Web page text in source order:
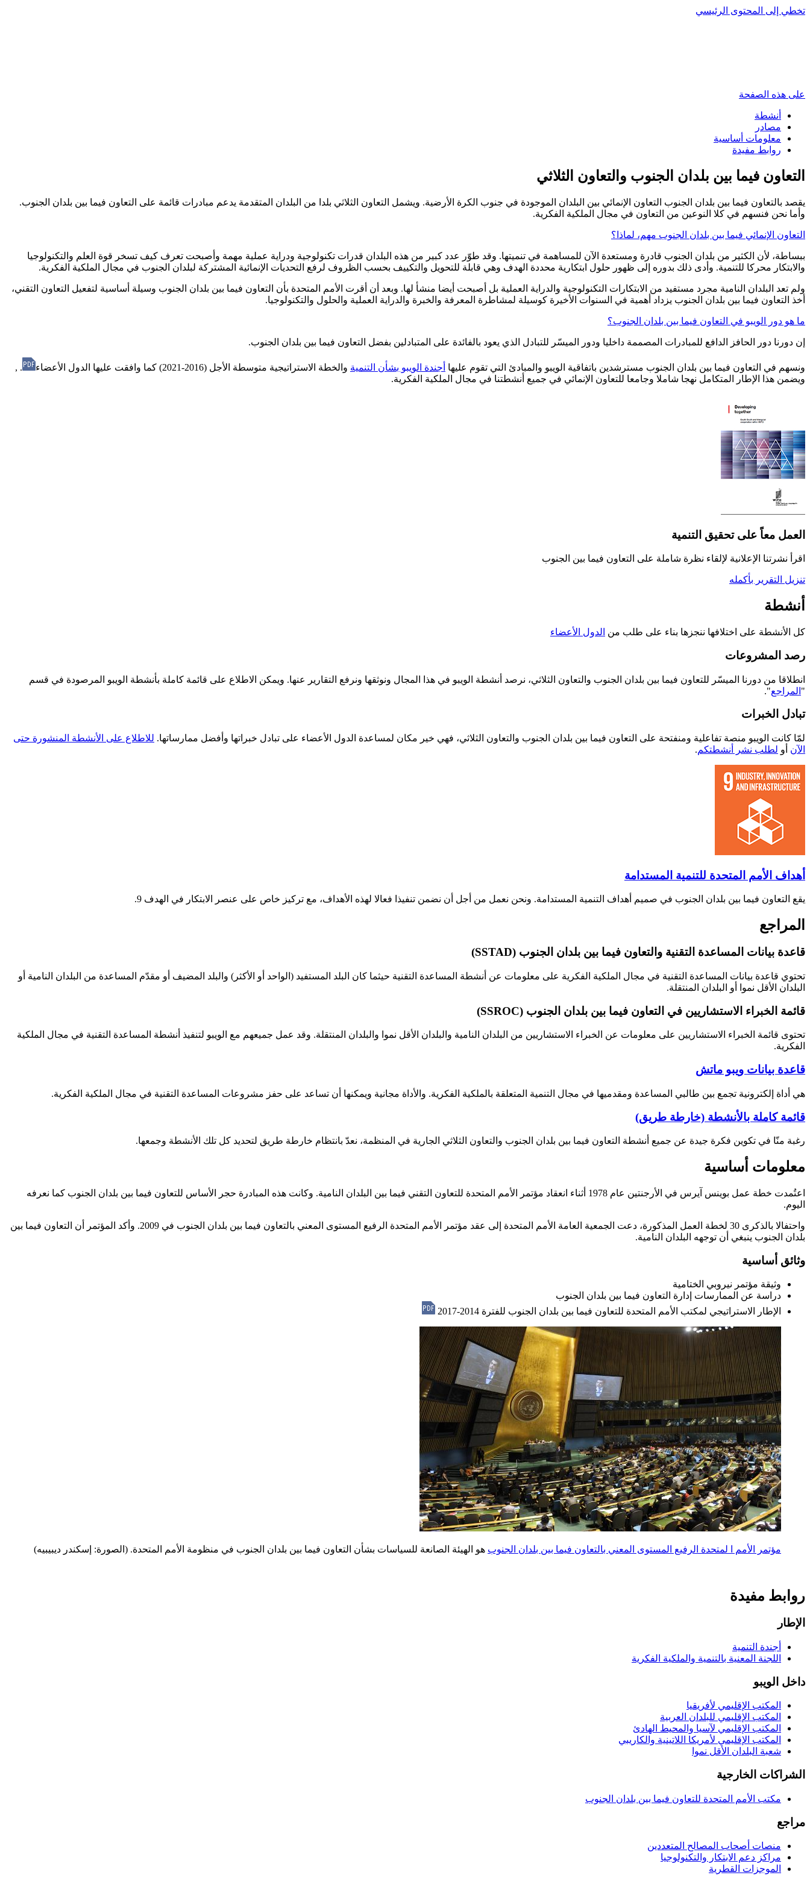
تخطي إلى المحتوى الرئيسي
على هذه الصفحة
أنشطة
مصادر
معلومات أساسية
روابط مفيدة
التعاون فيما بين بلدان الجنوب والتعاون الثلاثي
يقصد بالتعاون فيما بين بلدان الجنوب التعاون الإنمائي بين البلدان الموجودة في جنوب الكرة الأرضية. ويشمل التعاون الثلاثي بلدا من البلدان المتقدمة يدعم مبادرات قائمة على التعاون فيما بين بلدان الجنوب.
وأما نحن فنسهم في كلا النوعين من التعاون في مجال الملكية الفكرية.
التعاون الإنمائي فيما بين بلدان الجنوب مهم، لماذا؟
ببساطة، لأن الكثير من بلدان الجنوب قادرة ومستعدة الآن للمساهمة في تنميتها. وقد طوّر عدد كبير من هذه البلدان قدرات تكنولوجية ودراية عملية مهمة وأصبحت تعرف كيف تسخر قوة العلم والتكنولوجيا
والابتكار محركا للتنمية. وأدى ذلك بدوره إلى ظهور حلول ابتكارية محددة الهدف وهي قابلة للتحويل والتكييف بحسب الظروف لرفع التحديات الإنمائية المشتركة لبلدان الجنوب في مجال الملكية الفكرية.
ولم تعد البلدان النامية مجرد مستفيد من الابتكارات التكنولوجية والدراية العملية بل أصبحت أيضا منشأ لها. وبعد أن أقرت الأمم المتحدة بأن التعاون فيما بين بلدان الجنوب وسيلة أساسية لتفعيل التعاون التقني،
أخذ التعاون فيما بين بلدان الجنوب يزداد أهمية في السنوات الأخيرة كوسيلة لمشاطرة المعرفة والخبرة والدراية العملية والحلول والتكنولوجيا.
ما هو دور الويبو في التعاون فيما بين بلدان الجنوب؟
إن دورنا دور الحافز الدافع للمبادرات المصممة داخليا ودور الميسّر للتبادل الذي يعود بالفائدة على المتبادلين بفضل التعاون فيما بين بلدان الجنوب.
ونسهم في التعاون فيما بين بلدان الجنوب مسترشدين باتفاقية الويبو والمبادئ التي تقوم عليها أجندة الويبو بشأن التنمية والخطة الاستراتيجية متوسطة الأجل (2016-2021) كما وافقت عليها الدول الأعضاء
. ,
ويضمن هذا الإطار المتكامل نهجا شاملا وجامعا للتعاون الإنمائي في جميع أنشطتنا في مجال الملكية الفكرية.
العمل معاً على تحقيق التنمية
اقرأ نشرتنا الإعلانية لإلقاء نظرة شاملة على التعاون فيما بين الجنوب
تنزيل التقرير بأكمله
أنشطة
كل الأنشطة على اختلافها ننجزها بناء على طلب من الدول الأعضاء
رصد المشروعات
انطلاقا من دورنا الميسّر للتعاون فيما بين بلدان الجنوب والتعاون الثلاثي، نرصد أنشطة الويبو في هذا المجال ونوثقها ونرفع التقارير عنها. ويمكن الاطلاع على قائمة كاملة بأنشطة الويبو المرصودة في قسم
" المراجع".
تبادل الخبرات
لمّا كانت الويبو منصة تفاعلية ومنفتحة على التعاون فيما بين بلدان الجنوب والتعاون الثلاثي، فهي خير مكان لمساعدة الدول الأعضاء على تبادل خبراتها وأفضل ممارساتها. للاطلاع على الأنشطة المنشورة حتى
الآن أو لطلب نشر أنشطتكم.
أهداف الأمم المتحدة للتنمية المستدامة
يقع التعاون فيما بين بلدان الجنوب في صميم أهداف التنمية المستدامة. ونحن نعمل من أجل أن نضمن تنفيذا فعالا لهذه الأهداف، مع تركيز خاص على عنصر الابتكار في الهدف 9.
المراجع
قاعدة بيانات المساعدة التقنية والتعاون فيما بين بلدان الجنوب (SSTAD)
تحتوي قاعدة بيانات المساعدة التقنية في مجال الملكية الفكرية على معلومات عن أنشطة المساعدة التقنية حيثما كان البلد المستفيد (الواحد أو الأكثر) والبلد المضيف أو مقدّم المساعدة من البلدان النامية أو
البلدان الأقل نموا أو البلدان المنتقلة.
قائمة الخبراء الاستشاريين في التعاون فيما بين بلدان الجنوب (SSROC)
تحتوى قائمة الخبراء الاستشاريين على معلومات عن الخبراء الاستشاريين من البلدان النامية والبلدان الأقل نموا والبلدان المنتقلة. وقد عمل جميعهم مع الويبو لتنفيذ أنشطة المساعدة التقنية في مجال الملكية
الفكرية.
قاعدة بيانات ويبو ماتش
هي أداة إلكترونية تجمع بين طالبي المساعدة ومقدميها في مجال التنمية المتعلقة بالملكية الفكرية. والأداة مجانية ويمكنها أن تساعد على حفز مشروعات المساعدة التقنية في مجال الملكية الفكرية.
قائمة كاملة بالأنشطة (خارطة طريق)
رغبة منّا في تكوين فكرة جيدة عن جميع أنشطة التعاون فيما بين بلدان الجنوب والتعاون الثلاثي الجارية في المنظمة، نعدّ بانتظام خارطة طريق لتحديد كل تلك الأنشطة وجمعها.
معلومات أساسية
اعتُمدت خطة عمل بوينس آيرس في الأرجنتين عام 1978 أثناء انعقاد مؤتمر الأمم المتحدة للتعاون التقني فيما بين البلدان النامية. وكانت هذه المبادرة حجر الأساس للتعاون فيما بين بلدان الجنوب كما نعرفه
اليوم.
واحتفالا بالذكرى 30 لخطة العمل المذكورة، دعت الجمعية العامة الأمم المتحدة إلى عقد مؤتمر الأمم المتحدة الرفيع المستوى المعني بالتعاون فيما بين بلدان الجنوب في 2009. وأكد المؤتمر أن التعاون فيما بين
بلدان الجنوب ينبغي أن توجهه البلدان النامية.
وثائق أساسية
وثيقة مؤتمر نيروبي الختامية
دراسة عن الممارسات إدارة التعاون فيما بين بلدان الجنوب
الإطار الاستراتيجي لمكتب الأمم المتحدة للتعاون فيما بين بلدان الجنوب للفترة 2014-2017
مؤتمر الأمم ا لمتحدة الرفيع المستوى المعني بالتعاون فيما بين بلدان الجنوب هو الهيئة الصانعة للسياسات بشأن التعاون فيما بين بلدان الجنوب في منظومة الأمم المتحدة. (الصورة: إسكندر ديبيبيه)
روابط مفيدة
الإطار
أجندة التنمية
اللجنة المعنية بالتنمية والملكية الفكرية
داخل الويبو
المكتب الإقليمي لأفريقيا
المكتب الإقليمي للبلدان العربية
المكتب الإقليمي لآسيا والمحيط الهادئ
المكتب الإقليمي لأمريكا اللاتينية والكاريبي
شعبة البلدان الأقل نموا
الشراكات الخارجية
مكتب الأمم المتحدة للتعاون فيما بين بلدان الجنوب
مراجع
منصات أصحاب المصالح المتعددين
مراكز دعم الابتكار والتكنولوجيا
الموجزات القطرية